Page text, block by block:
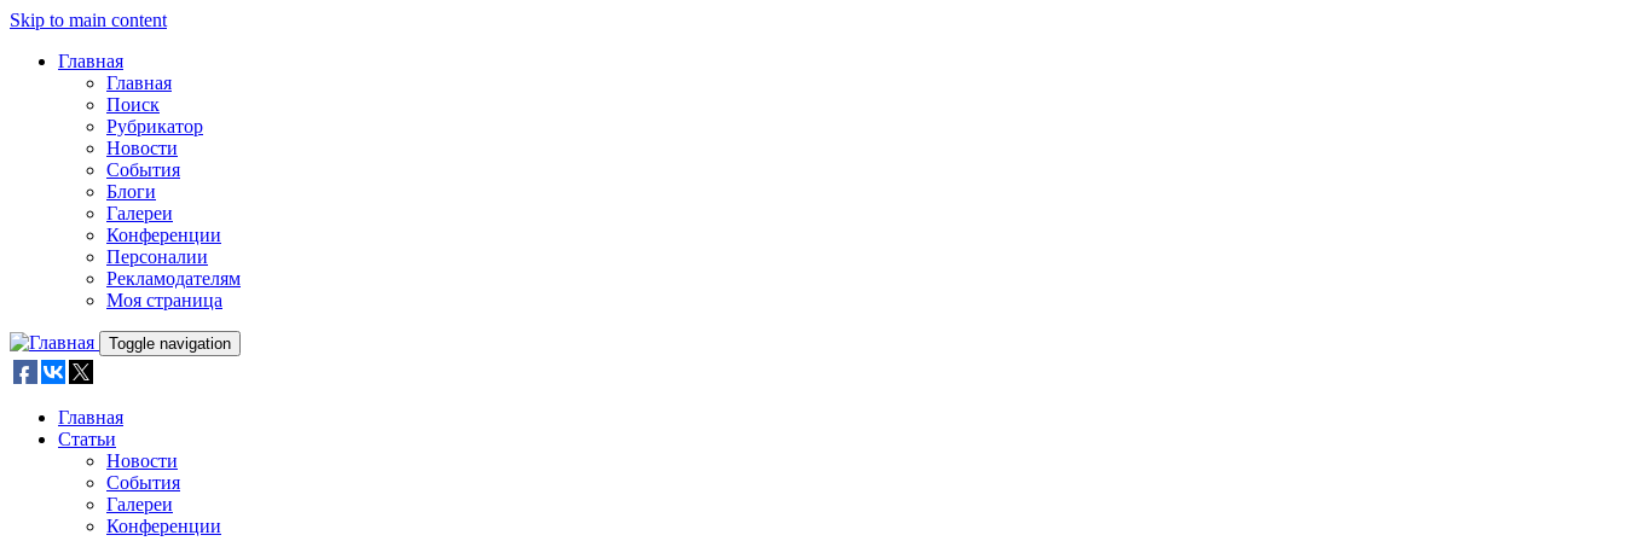
Skip to main content
Главная
Главная
Поиск
Рубрикатор
Новости
События
Блоги
Галереи
Конференции
Персоналии
Рекламодателям
Моя страница
Toggle navigation
Главная
Статьи
Новости
События
Галереи
Конференции